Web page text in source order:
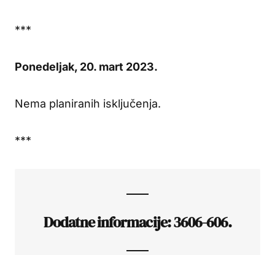
***
Ponedeljak, 20. mart 2023.
Nema planiranih isključenja.
***
Dodatne informacije: 3606-606.